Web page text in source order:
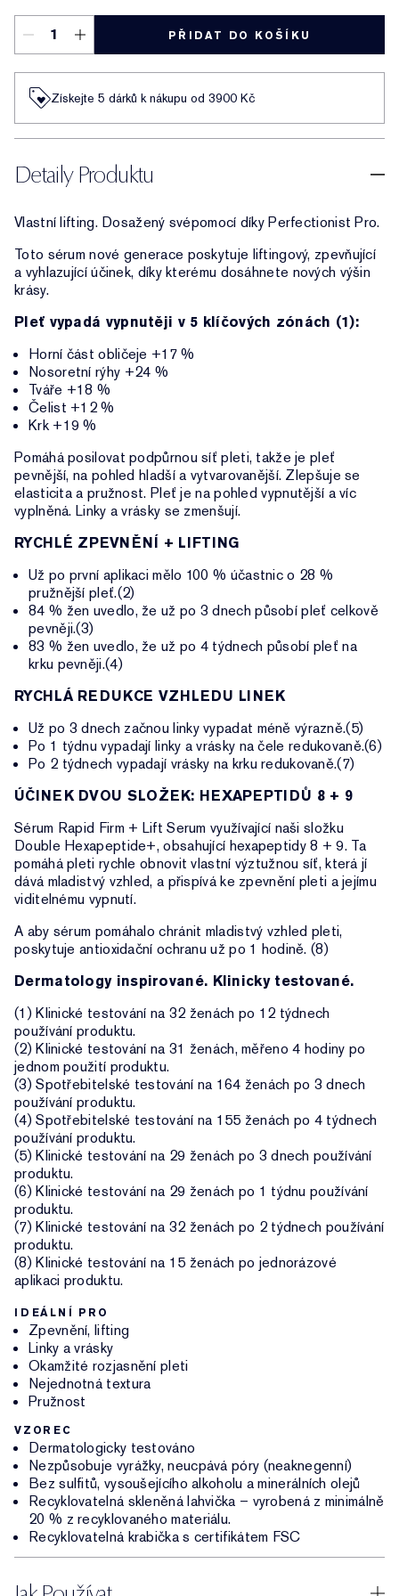
PŘIDAT DO KOŠÍKU
Získejte 5 dárků k nákupu od 3900 Kč
Detaily Produktu
Vlastní lifting. Dosažený svépomocí díky Perfectionist Pro.
Toto sérum nové generace poskytuje liftingový, zpevňující
a vyhlazující účinek, díky kterému dosáhnete nových výšin
krásy.
Pleť vypadá vypnutěji v 5 klíčových zónách (1):
Horní část obličeje +17 %
Nosoretní rýhy +24 %
Tváře +18 %
Čelist +12 %
Krk +19 %
Pomáhá posilovat podpůrnou síť pleti, takže je pleť
pevnější, na pohled hladší a vytvarovanější. Zlepšuje se
elasticita a pružnost. Pleť je na pohled vypnutější a víc
vyplněná. Linky a vrásky se zmenšují.
RYCHLÉ ZPEVNĚNÍ + LIFTING
Už po první aplikaci mělo 100 % účastnic o 28 %
pružnější pleť.(2)
84 % žen uvedlo, že už po 3 dnech působí pleť celkově
pevněji.(3)
83 % žen uvedlo, že už po 4 týdnech působí pleť na
krku pevněji.(4)
RYCHLÁ REDUKCE VZHLEDU LINEK
Už po 3 dnech začnou linky vypadat méně výrazně.(5)
Po 1 týdnu vypadají linky a vrásky na čele redukovaně.(6)
Po 2 týdnech vypadají vrásky na krku redukovaně.(7)
ÚČINEK DVOU SLOŽEK: HEXAPEPTIDŮ 8 + 9
Sérum Rapid Firm + Lift Serum využívající naši složku
Double Hexapeptide+, obsahující hexapeptidy 8 + 9. Ta
pomáhá pleti rychle obnovit vlastní výztužnou síť, která jí
dává mladistvý vzhled, a přispívá ke zpevnění pleti a jejímu
viditelnému vypnutí.
A aby sérum pomáhalo chránit mladistvý vzhled pleti,
poskytuje antioxidační ochranu už po 1 hodině. (8)
Dermatology inspirované. Klinicky testované.
(1) Klinické testování na 32 ženách po 12 týdnech
používání produktu.
(2) Klinické testování na 31 ženách, měřeno 4 hodiny po
jednom použití produktu.
(3) Spotřebitelské testování na 164 ženách po 3 dnech
používání produktu.
(4) Spotřebitelské testování na 155 ženách po 4 týdnech
používání produktu.
(5) Klinické testování na 29 ženách po 3 dnech používání
produktu.
(6) Klinické testování na 29 ženách po 1 týdnu používání
produktu.
(7) Klinické testování na 32 ženách po 2 týdnech používání
produktu.
(8) Klinické testování na 15 ženách po jednorázové
aplikaci produktu.
IDEÁLNÍ PRO
Zpevnění, lifting
Linky a vrásky
Okamžité rozjasnění pleti
Nejednotná textura
Pružnost
VZOREC
Dermatologicky testováno
Nezpůsobuje vyrážky, neucpává póry (neaknegenní)
Bez sulfitů, vysoušejícího alkoholu a minerálních olejů
Recyklovatelná skleněná lahvička – vyrobená z minimálně
20 % z recyklovaného materiálu.
Recyklovatelná krabička s certifikátem FSC